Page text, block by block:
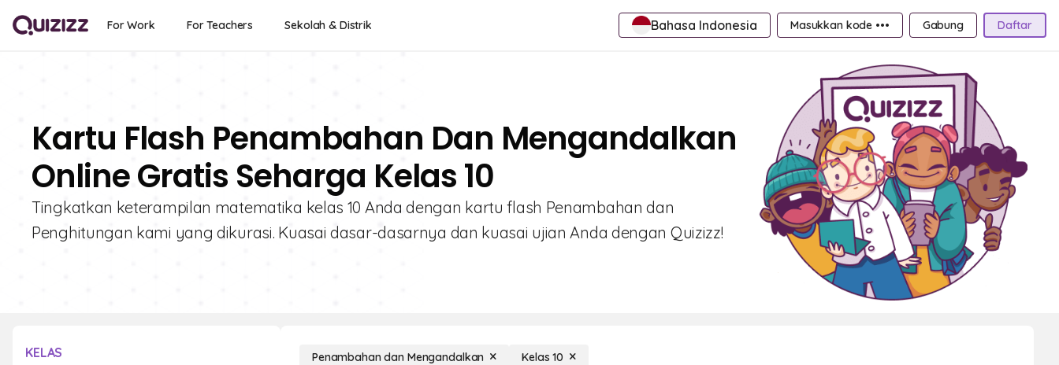
For Work For Teachers Sekolah & Distrik Bahasa Indonesia Masukkan kode ••• Gabung Daftar
Kartu Flash Penambahan Dan Mengandalkan
Online Gratis Seharga Kelas 10
Tingkatkan keterampilan matematika kelas 10 Anda dengan kartu flash Penambahan dan
Penghitungan kami yang dikurasi. Kuasai dasar-dasarnya dan kuasai ujian Anda dengan Quizizz!
KELAS Penambahan dan Mengandalkan Kelas 10